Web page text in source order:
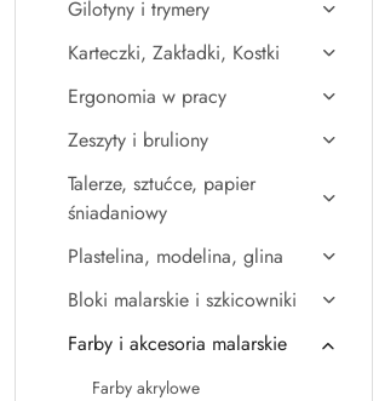
Gilotyny i trymery
Karteczki, Zakładki, Kostki
Ergonomia w pracy
Zeszyty i bruliony
Talerze, sztućce, papier
śniadaniowy
Plastelina, modelina, glina
Bloki malarskie i szkicowniki
Farby i akcesoria malarskie
Farby akrylowe